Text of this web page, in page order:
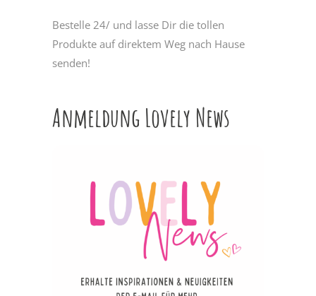
Bestelle 24/ und lasse Dir die tollen
Produkte auf direktem Weg nach Hause
senden!
Anmeldung Lovely News